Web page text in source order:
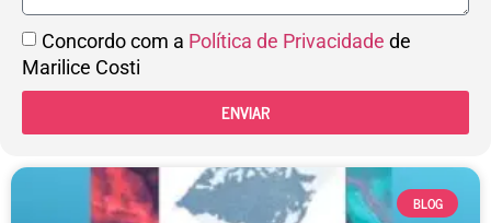
Concordo com a Política de Privacidade de
Marilice Costi
ENVIAR
BLOG